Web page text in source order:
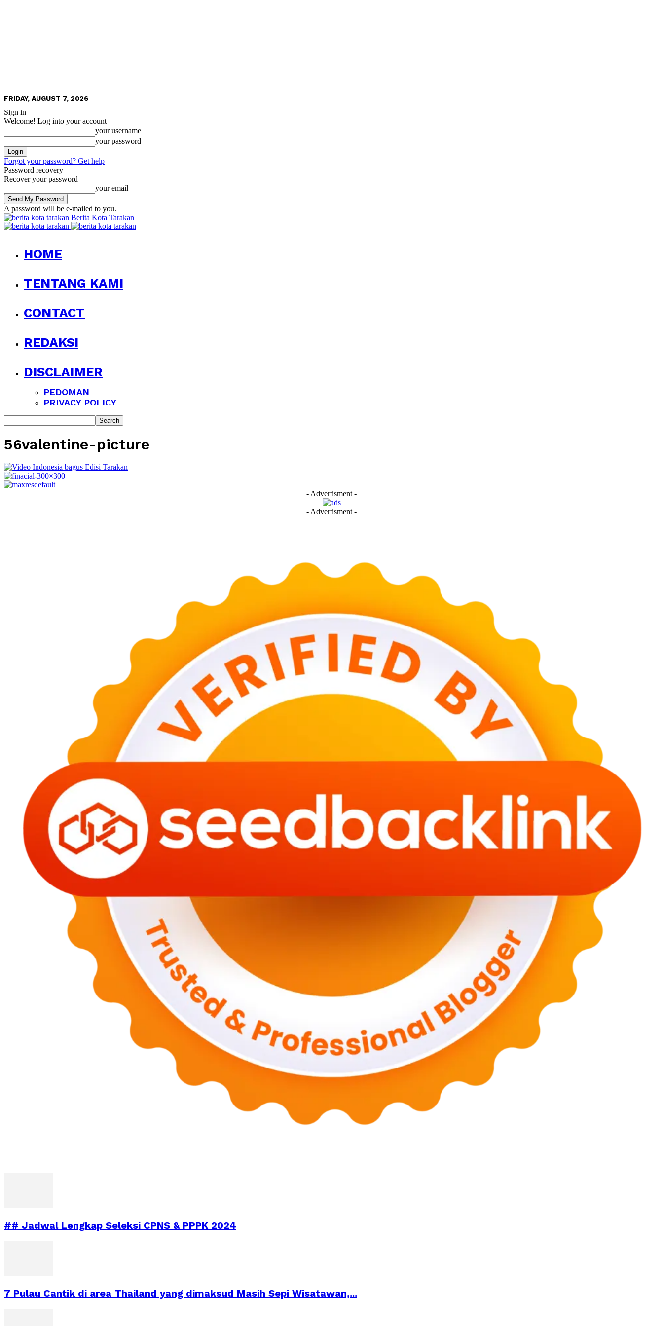
FRIDAY, AUGUST 7, 2026
Sign in
Welcome! Log into your account
your username
your password
Forgot your password? Get help
Password recovery
Recover your password
your email
A password will be e-mailed to you.
Berita Kota Tarakan
HOME
TENTANG KAMI
CONTACT
REDAKSI
DISCLAIMER
PEDOMAN
PRIVACY POLICY
56valentine-picture
- Advertisment -
- Advertisment -
## Jadwal Lengkap Seleksi CPNS & PPPK 2024
7 Pulau Cantik di area Thailand yang dimaksud Masih Sepi Wisatawan,...